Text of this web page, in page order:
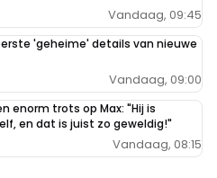
Vandaag, 09:45
'geheime' details van nieuwe
Vandaag, 09:00
enorm trots op Max: "Hij is
en dat is juist zo geweldig!"
Vandaag, 08:15